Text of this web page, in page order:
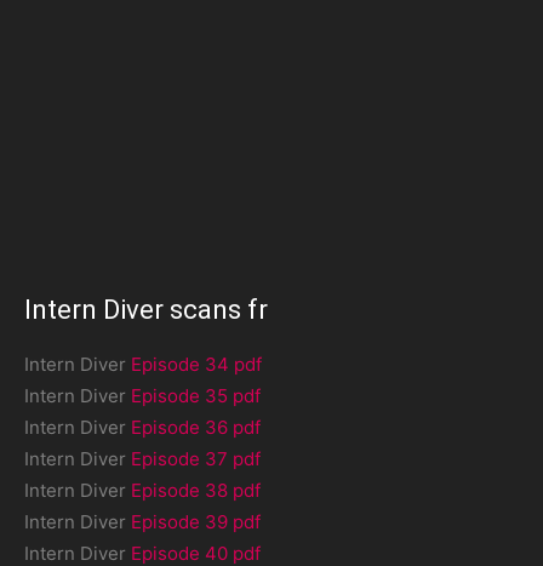
Intern Diver scans fr
Intern Diver Episode 34 pdf
Intern Diver Episode 35 pdf
Intern Diver Episode 36 pdf
Intern Diver Episode 37 pdf
Intern Diver Episode 38 pdf
Intern Diver Episode 39 pdf
Intern Diver Episode 40 pdf